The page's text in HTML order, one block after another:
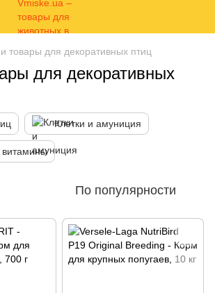
товары для декоративных птиц
для декоративных
Клетки и амуниция
витамины
По популярности